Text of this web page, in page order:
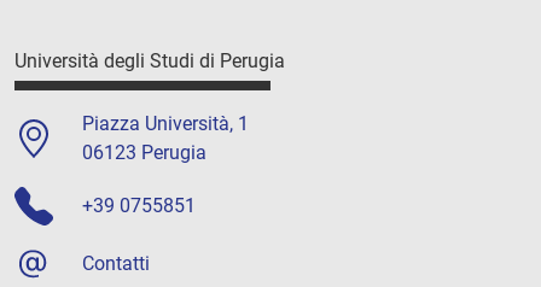
Università degli Studi di Perugia
Piazza Università, 1
06123 Perugia
+39 0755851
Contatti